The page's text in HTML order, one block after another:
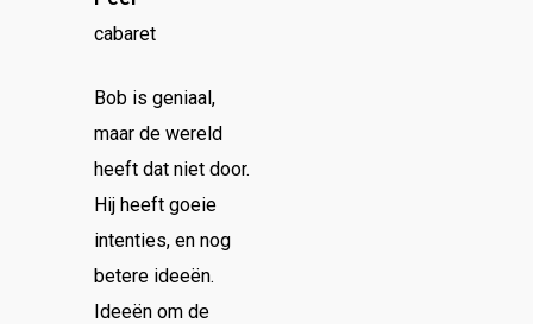
cabaret
Bob is geniaal,
maar de wereld
heeft dat niet door.
Hij heeft goeie
intenties, en nog
betere ideeën.
Ideeën om de